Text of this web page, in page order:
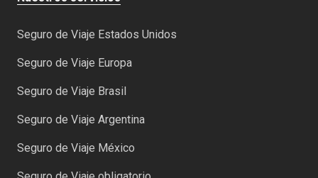
Seguro de Viaje Estados Unidos
Seguro de Viaje Europa
Seguro de Viaje Brasil
Seguro de Viaje Argentina
Seguro de Viaje México